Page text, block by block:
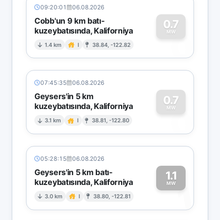
09:20:01 06.08.2026
Cobb'un 9 km batı-
kuzeybatısında, Kaliforniya
1.4 km I 38.84, -122.82
0.7
MW
0
07:45:35 06.08.2026
Geysers'in 5 km
kuzeybatısında, Kaliforniya
3.1 km I 38.81, -122.80
0.7
MW
0
05:28:15 06.08.2026
Geysers'in 5 km batı-
kuzeybatısında, Kaliforniya
3.0 km I 38.80, -122.81
1.1
MW1